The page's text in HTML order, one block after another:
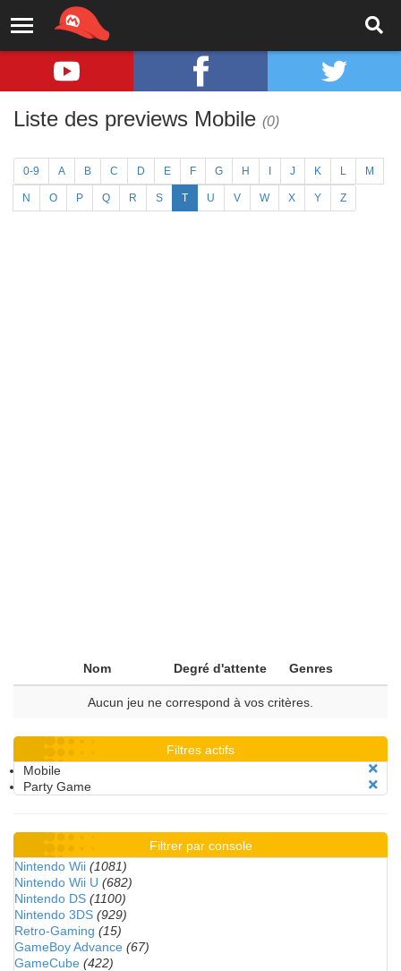
Liste des previews Mobile (0)
0-9 A B C D E F G H J K L M
N O P Q R S T U V W X Y Z
Nom Degré d'attente Genres
Aucun jeu ne correspond à vos critères.
Filtres actifs
Mobile
Party Game
Filtrer par console
Nintendo Wii (1081)
Nintendo Wii U (682)
Nintendo DS (1100)
Nintendo 3DS (929)
Retro-Gaming (15)
GameBoy Advance (67)
GameCube (422)